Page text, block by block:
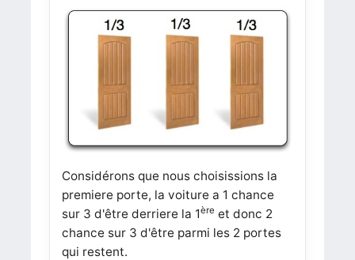
Considérons que nous choisissions la
premiere porte, la voiture a 1 chance
sur 3 d'être derriere la 1ère et donc 2
chance sur 3 d'être parmi les 2 portes
qui restent.